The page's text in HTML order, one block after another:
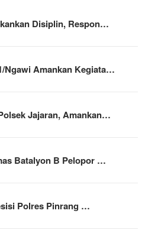
Disiplin, Respon…
Ngawi Amankan Kegiata…
Jajaran, Amankan…
Batalyon B Pelopor …
Polres Pinrang …